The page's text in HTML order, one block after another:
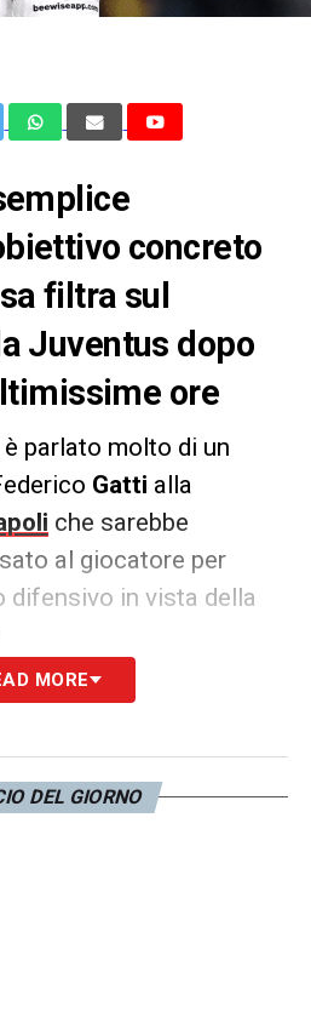
concreto
filtra sul
Juventus dopo
ore
parlato molto di un
Gatti alla
che sarebbe
al giocatore per
difensivo in vista della
dalCorriere dello
sue tracce c’è il
MORE
DEL GIORNO